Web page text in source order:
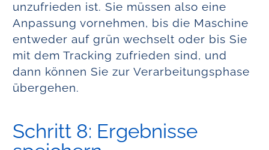
unzufrieden ist. Sie müssen also eine
Anpassung vornehmen, bis die Maschine
entweder auf grün wechselt oder bis Sie
mit dem Tracking zufrieden sind, und
dann können Sie zur Verarbeitungsphase
übergehen.
Schritt 8: Ergebnisse